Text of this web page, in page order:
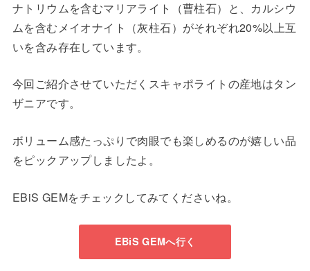
ナトリウムを含むマリアライト（曹柱石）と、カルシウ
ムを含むメイオナイト（灰柱石）がそれぞれ20%以上互
いを含み存在しています。
今回ご紹介させていただくスキャポライトの産地はタン
ザニアです。
ボリューム感たっぷりで肉眼でも楽しめるのが嬉しい品
をピックアップしましたよ。
EBiS GEMをチェックしてみてくださいね。
EBiS GEMへ行く